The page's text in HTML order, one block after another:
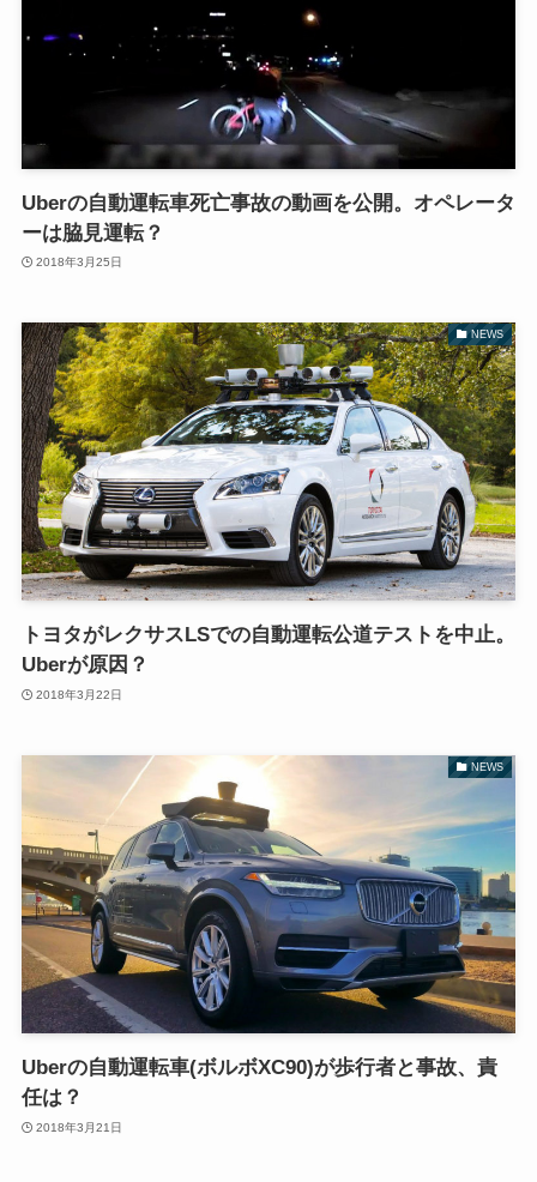
Uberの自動運転車死亡事故の動画を公開。オペレータ
ーは脇見運転？
2018年3月25日
NEWS
トヨタがレクサスLSでの自動運転公道テストを中止。
Uberが原因？
2018年3月22日
NEWS
Uberの自動運転車(ボルボXC90)が歩行者と事故、責
任は？
2018年3月21日